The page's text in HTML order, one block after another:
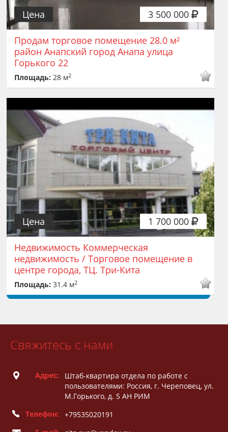
3 500 000
Цена
Продам торговое помещение 28.0 м²
район Анапский город Анапа улица
Горького 22
Площадь:28 м2
1 700 000
Цена
Недвижимость Коммерческая
недвижимость / Торговое помещение в
центре города, ТЦ. Три-Кита
Площадь:31.4 м2
Свяжитесь с нами
Адрес:
Штаб-квартира отдела по работе с
пользователями: Россия, г. Череповец, ул.
М.Горького, д. 5 АН РИМ
Телефон:
+79535020191